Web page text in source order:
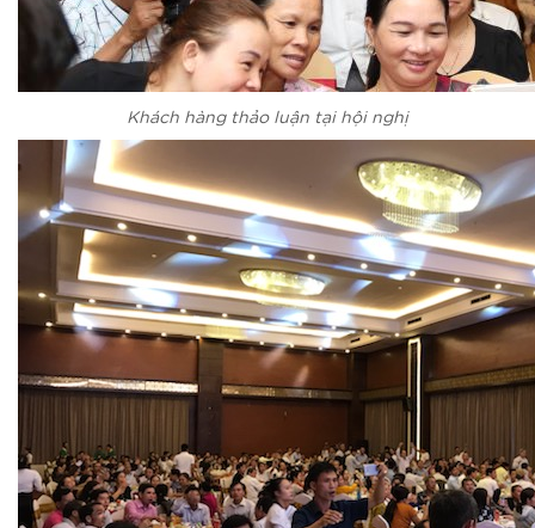
Khách hàng thảo luận tại hội nghị